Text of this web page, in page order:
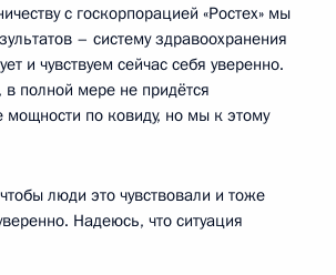
с госкорпорацией «Ростех» мы
– систему здравоохранения
и чувствуем сейчас себя уверенно.
полной мере не придётся
мощности по ковиду, но мы к этому
люди это чувствовали и тоже
Надеюсь, что ситуация